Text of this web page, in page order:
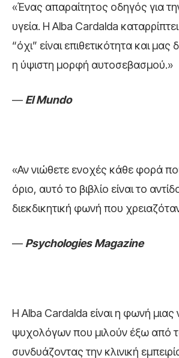
«Ένας απαραίτητος οδηγός για
υγεία. Η Alba Cardalda
“όχι” είναι επιθετικότητα και µας
η ύψιστη µορφή αυτοσεβασµού.»
— El Mundo
«Αν νιώθετε ενοχές κάθε φορά
όριο, αυτό το βιβλίο είναι το
διεκδικητική φωνή που
— Psychologies Magazine
Η Alba Cardalda είναι η φωνή µιας
ψυχολόγων που µιλούν έξω από
συνδυάζοντας την κλινική